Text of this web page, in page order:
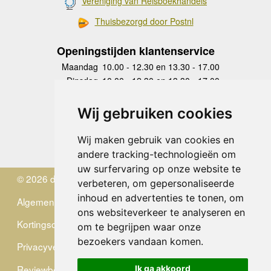
Wij gebruiken cookies
Wij maken gebruik van cookies en
andere tracking-technologieën om
uw surfervaring op onze website te
verbeteren, om gepersonaliseerde
inhoud en advertenties te tonen, om
ons websiteverkeer te analyseren en
om te begrijpen waar onze
bezoekers vandaan komen.
Ik ga akkoord
Thuisbezorgd door Postnl
Openingstijden klantenservice
Maandag 10.00 - 12.30 en 13.30 - 17.00
Dinsdag 10.00 - 12.30 en 13.30 - 17.00
Donderdag
10.00 - 12.30 en 13.30 - 17.00
Vrijdag 10.00 - 12.30 en 13.30 - 17.00
Zaterdag
gesloten
Zondag gesloten
© 2026 de Zwerver
Algemene Voorwaarden
Kortingscode
Privacyverklaring